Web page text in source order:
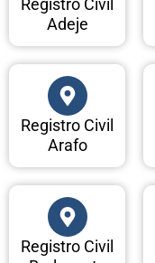
Registro Civil
Adeje
Registro Civil
Arafo
Registro Civil